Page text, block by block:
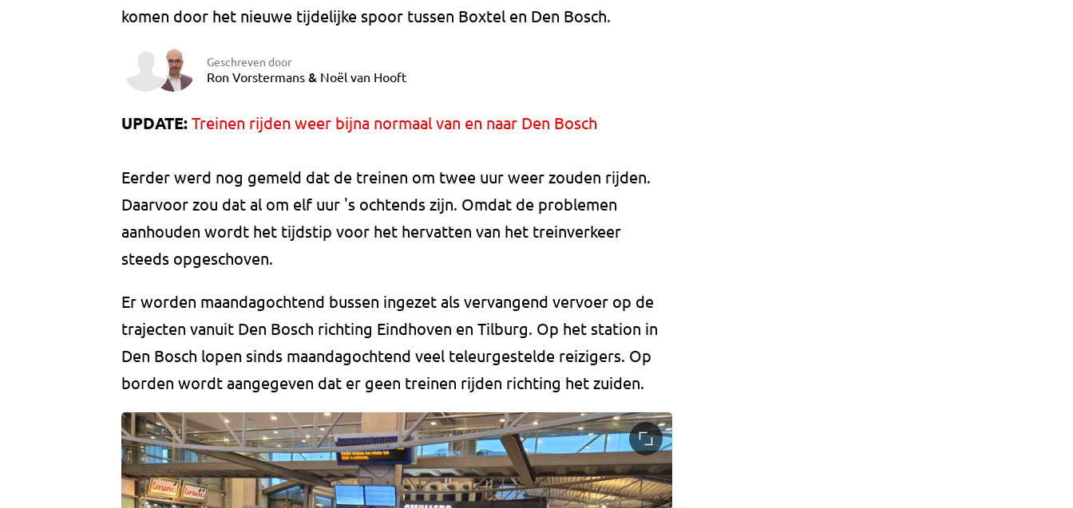
komen door het nieuwe tijdelijke spoor tussen Boxtel en Den Bosch.
Geschreven door
Ron Vorstermans & Noël van Hooft
UPDATE: Treinen rijden weer bijna normaal van en naar Den Bosch
Eerder werd nog gemeld dat de treinen om twee uur weer zouden rijden.
Daarvoor zou dat al om elf uur 's ochtends zijn. Omdat de problemen
aanhouden wordt het tijdstip voor het hervatten van het treinverkeer
steeds opgeschoven.
Er worden maandagochtend bussen ingezet als vervangend vervoer op de
trajecten vanuit Den Bosch richting Eindhoven en Tilburg. Op het station in
Den Bosch lopen sinds maandagochtend veel teleurgestelde reizigers. Op
borden wordt aangegeven dat er geen treinen rijden richting het zuiden.